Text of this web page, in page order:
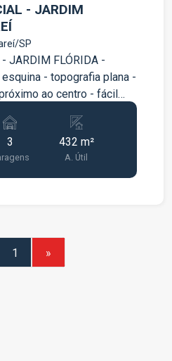
- JARDIM
SP
JARDIM FLÓRIDA -
ao centro - fácil
3 432 m²
A. Útil
1 »